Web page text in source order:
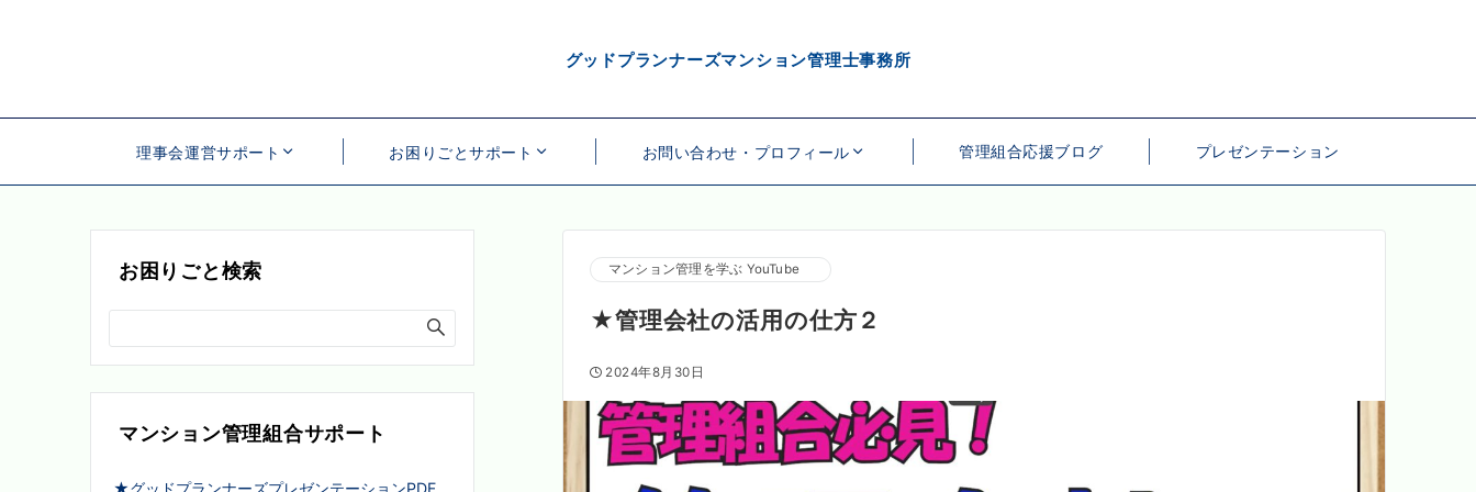
グッドプランナーズマンション管理士事務所
理事会運営サポート お困りごとサポート お問い合わせ・プロフィール 管理組合応援ブログ プレゼンテーション
マンション管理を学ぶ YouTube
★管理会社の活用の仕方２
2024年8月30日
お困りごと検索
マンション管理組合サポート
★グッドプランナーズプレゼンテーションPDF